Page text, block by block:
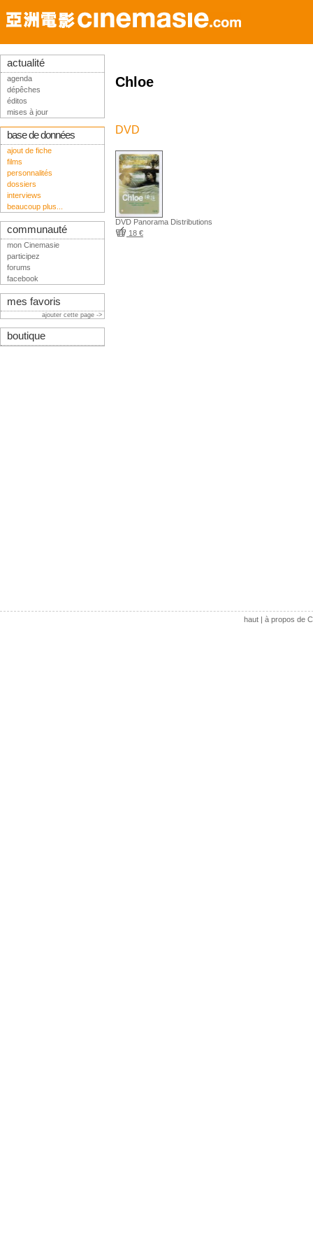
Chloe
DVD
DVD Panorama Distributions
18 €
actualité
agenda
dépêches
éditos
mises à jour
base de données
ajout de fiche
films
personnalités
dossiers
interviews
beaucoup plus...
communauté
mon Cinemasie
participez
forums
facebook
mes favoris
ajouter cette page ->
boutique
haut| à propos de